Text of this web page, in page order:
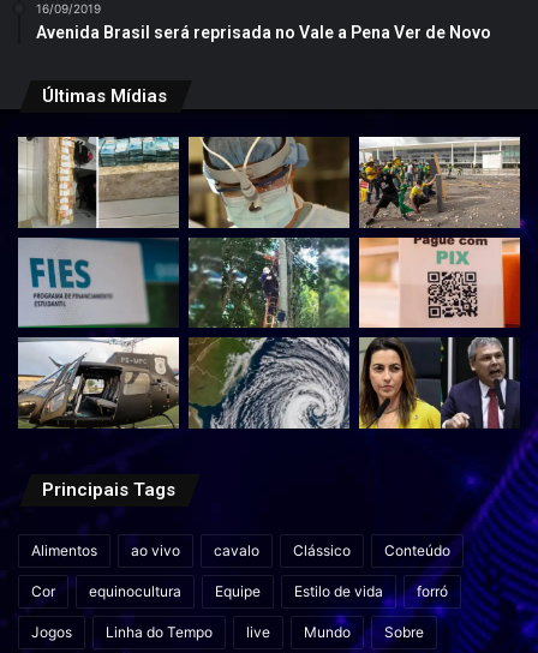
16/09/2019
Avenida Brasil será reprisada no Vale a Pena Ver de Novo
Últimas Mídias
Principais Tags
Alimentos ao vivo cavalo Clássico Conteúdo
Cor equinocultura Equipe Estilo de vida forró
Jogos Linha do Tempo live Mundo Sobre